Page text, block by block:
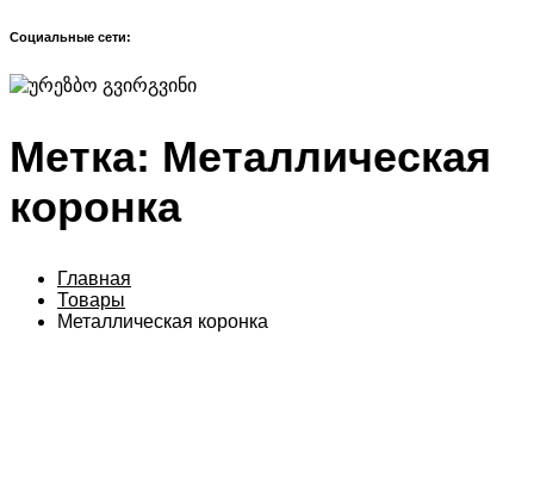
Социальные сети:
Метка: Металлическая
коронка
Главная
Товары
Металлическая коронка